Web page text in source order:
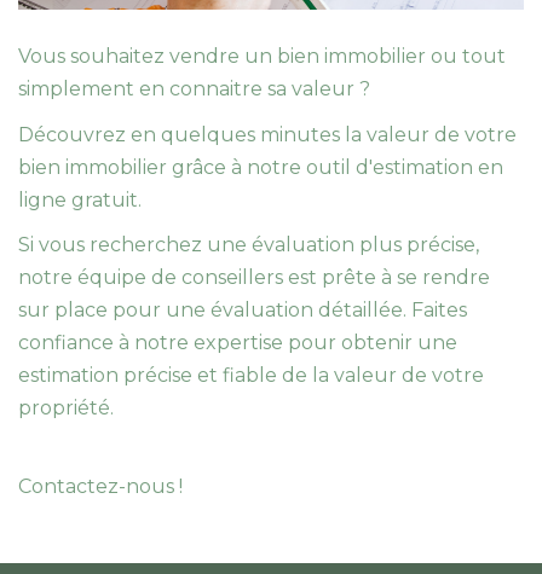
Vous souhaitez vendre un bien immobilier ou tout
simplement en connaitre sa valeur ?
Découvrez en quelques minutes la valeur de votre
bien immobilier grâce à notre outil d'estimation en
ligne gratuit.
Si vous recherchez une évaluation plus précise,
notre équipe de conseillers est prête à se rendre
sur place pour une évaluation détaillée. Faites
confiance à notre expertise pour obtenir une
estimation précise et fiable de la valeur de votre
propriété.
Contactez-nous !